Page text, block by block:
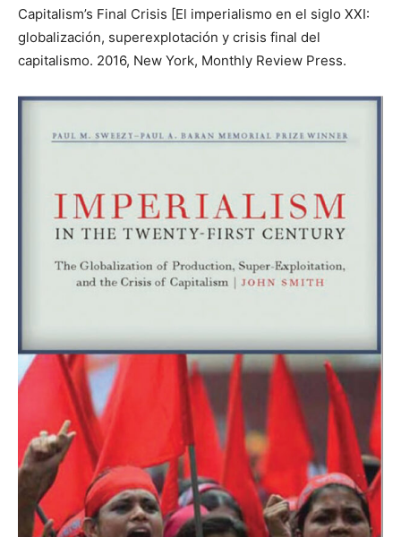
Capitalism’s Final Crisis [El imperialismo en el siglo XXI:
globalización, superexplotación y crisis final del
capitalismo. 2016, New York, Monthly Review Press.